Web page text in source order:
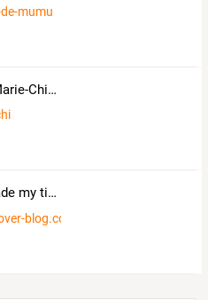
mumu
Le blog de Marie-Chichi
Girls let's trade my tips!
blog.com